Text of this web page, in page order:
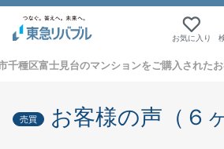
お気に入り
千種区富士見台のマンションをご購入された
売買 お客様の声（６